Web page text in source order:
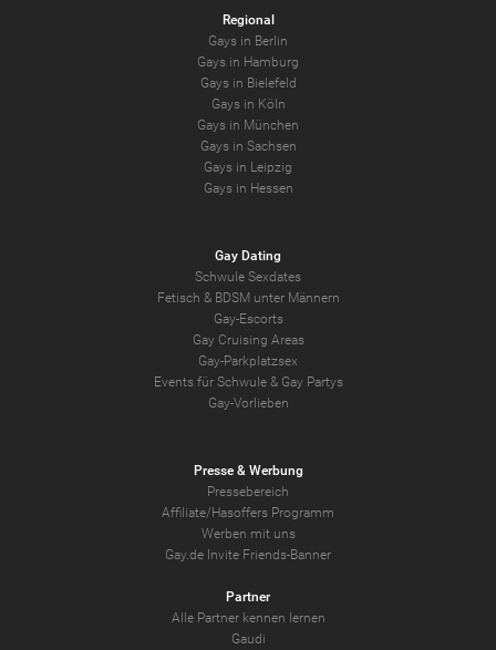
Regional
Gays in Berlin
Gays in Hamburg
Gays in Bielefeld
Gays in Köln
Gays in München
Gays in Sachsen
Gays in Leipzig
Gays in Hessen
Gay Dating
Schwule Sexdates
Fetisch & BDSM unter Männern
Gay-Escorts
Gay Cruising Areas
Gay-Parkplatzsex
Events für Schwule & Gay Partys
Gay-Vorlieben
Presse & Werbung
Pressebereich
Affiliate/Hasoffers Programm
Werben mit uns
Gay.de Invite Friends-Banner
Partner
Alle Partner kennen lernen
Gaudi